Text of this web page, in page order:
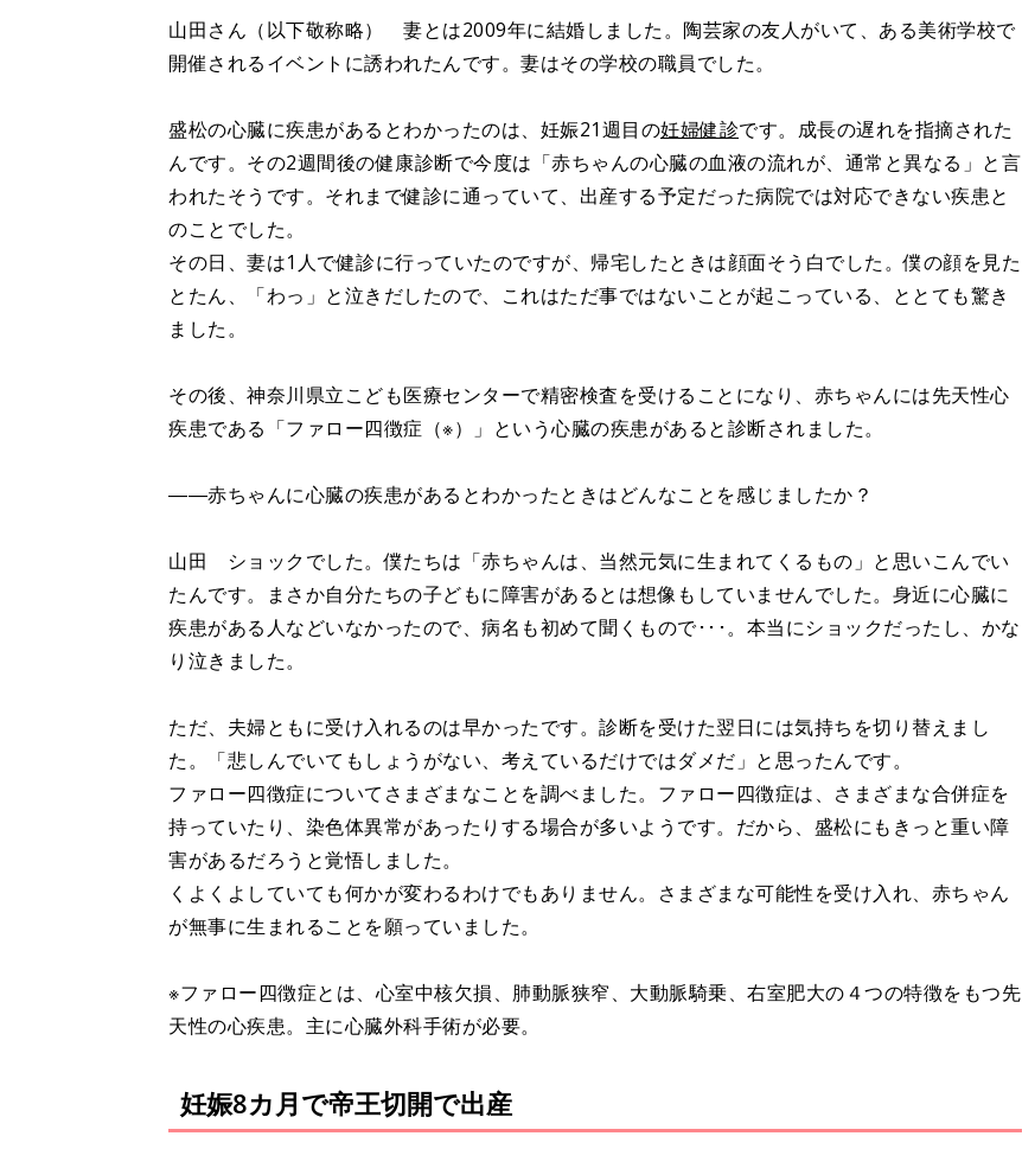
山田さん（以下敬称略） 妻とは2009年に結婚しました。陶芸家の友人がいて、ある美術学校で
開催されるイベントに誘われたんです。妻はその学校の職員でした。
盛松の心臓に疾患があるとわかったのは、妊娠21週目の妊婦健診です。成長の遅れを指摘された
んです。その2週間後の健康診断で今度は「赤ちゃんの心臓の血液の流れが、通常と異なる」と言
われたそうです。それまで健診に通っていて、出産する予定だった病院では対応できない疾患と
のことでした。
その日、妻は1人で健診に行っていたのですが、帰宅したときは顔面そう白でした。僕の顔を見た
とたん、「わっ」と泣きだしたので、これはただ事ではないことが起こっている、ととても驚き
ました。
その後、神奈川県立こども医療センターで精密検査を受けることになり、赤ちゃんには先天性心
疾患である「ファロー四徴症（※）」という心臓の疾患があると診断されました。
――赤ちゃんに心臓の疾患があるとわかったときはどんなことを感じましたか？
山田 ショックでした。僕たちは「赤ちゃんは、当然元気に生まれてくるもの」と思いこんでい
たんです。まさか自分たちの子どもに障害があるとは想像もしていませんでした。身近に心臓に
疾患がある人などいなかったので、病名も初めて聞くもので･･･。本当にショックだったし、かな
り泣きました。
ただ、夫婦ともに受け入れるのは早かったです。診断を受けた翌日には気持ちを切り替えまし
た。「悲しんでいてもしょうがない、考えているだけではダメだ」と思ったんです。
ファロー四徴症についてさまざまなことを調べました。ファロー四徴症は、さまざまな合併症を
持っていたり、染色体異常があったりする場合が多いようです。だから、盛松にもきっと重い障
害があるだろうと覚悟しました。
くよくよしていても何かが変わるわけでもありません。さまざまな可能性を受け入れ、赤ちゃん
が無事に生まれることを願っていました。
※ファロー四徴症とは、心室中核欠損、肺動脈狭窄、大動脈騎乗、右室肥大の４つの特徴をもつ先
天性の心疾患。主に心臓外科手術が必要。
妊娠8カ月で帝王切開で出産